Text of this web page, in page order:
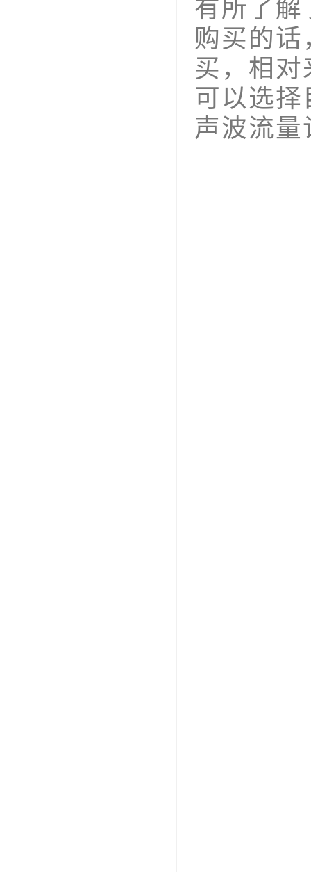
有所了解
购买的
买，相
可以选
声波流量